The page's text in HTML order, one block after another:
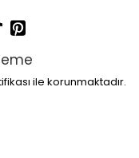
ile korunmaktadır.